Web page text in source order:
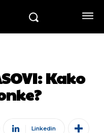
Kako
Linkedin